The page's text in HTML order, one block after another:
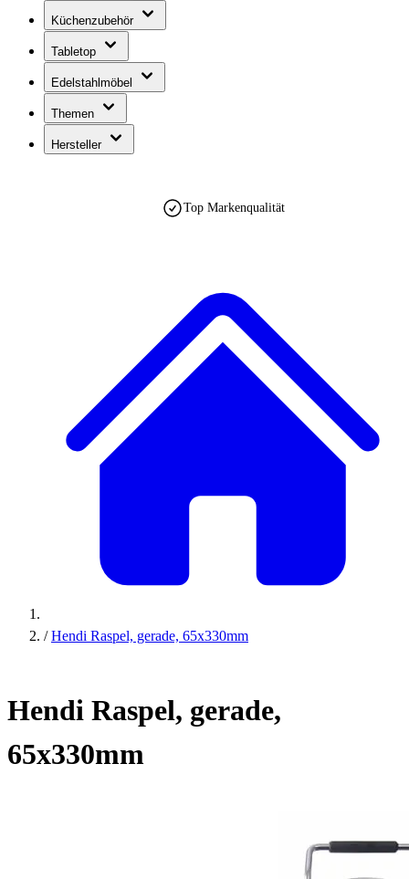
Küchenzubehör
Tabletop
Edelstahlmöbel
Themen
Hersteller
Top Markenqualität
/ Hendi Raspel, gerade, 65x330mm
Hendi Raspel, gerade,
65x330mm